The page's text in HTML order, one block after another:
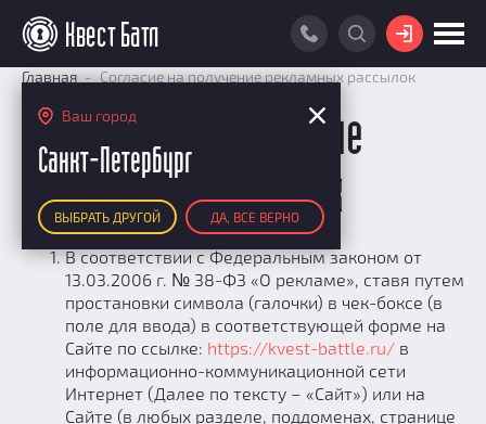
Ваш город
Санкт-Петербург
ВЫБРАТЬ ДРУГОЙ ДА, ВСЕ ВЕРНО
ВОЙТИ
РЕЙТИНГ КВЕСТОВ
КАРТА КВЕСТОВ
РЕЙТИНГ КОМАНД
Итоговый рейтинг
По количеству очков
По качеству игры
Список команд
ПОИСК КОМАНДЫ
КВЕСТ БАТЛ
О Квест Батле
КВЕСТ В ПОДАРОК
Главная Согласие на получение рекламных рассылок
Согласие на получение
рекламных рассылок
В соответствии с Федеральным законом от
13.03.2006 г. № 38-ФЗ «О рекламе», ставя путем
простановки символа (галочки) в чек-боксе (в
поле для ввода) в соответствующей форме на
Сайте по ссылке: https://kvest-battle.ru/ в
информационно-коммуникационной сети
Интернет (Далее по тексту – «Сайт») или на
Сайте (в любых разделе, поддоменах, странице